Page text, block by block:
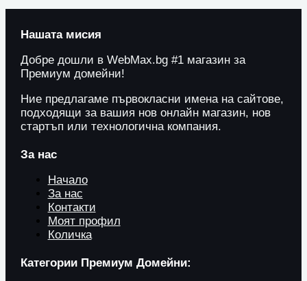
Нашата мисия
Добре дошли в WebMax.bg #1 магазин за
Премиум домейни!
Ние предлагаме първокласни имена на сайтове,
подходящи за вашия нов онлайн магазин, нов
стартъп или технологична компания.
За нас
Начало
За нас
Контакти
Моят профил
Количка
Категории Премиум Домейни: